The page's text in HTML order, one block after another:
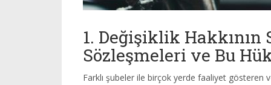
1. Değişiklik Hakkının
Sözleşmeleri ve Bu
Farklı şubeler ile birçok yerde faaliyet gösteren